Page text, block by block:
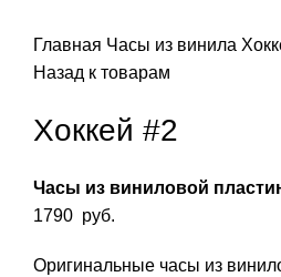
Главная Часы из винила
Назад к товарам
Хоккей #2
Часы из виниловой
1790 руб.
Оригинальные часы из